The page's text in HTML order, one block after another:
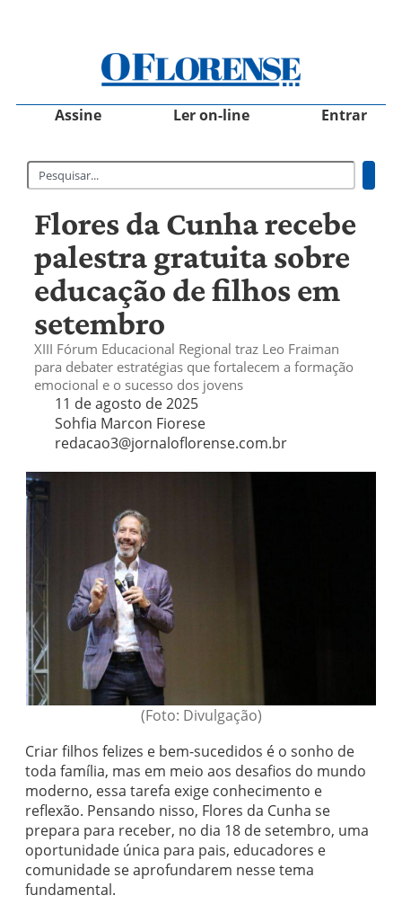
Assine Ler on-line Entrar
Flores da Cunha recebe
palestra gratuita sobre
educação de filhos em
setembro
XIII Fórum Educacional Regional traz Leo Fraiman
para debater estratégias que fortalecem a formação
emocional e o sucesso dos jovens
11 de agosto de 2025
Sohfia Marcon Fiorese
redacao3@jornaloflorense.com.br
(Foto: Divulgação)
Criar filhos felizes e bem-sucedidos é o sonho de
toda família, mas em meio aos desafios do mundo
moderno, essa tarefa exige conhecimento e
reflexão. Pensando nisso, Flores da Cunha se
prepara para receber, no dia 18 de setembro, uma
oportunidade única para pais, educadores e
comunidade se aprofundarem nesse tema
fundamental.